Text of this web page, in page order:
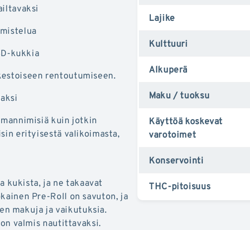
kukkia
rentoutumiseen.
kuin jotkin
erityisestä valikoimasta,
kukista, ja ne takaavat
Pre-Roll on savuton, ja
makuja ja vaikutuksia.
valmis nautittavaksi.
Lajike
Kulttuuri
Alkuperä
Maku / tuoksu
Käyttöä koskevat
varotoimet
Konservointi
THC-pitoisuus